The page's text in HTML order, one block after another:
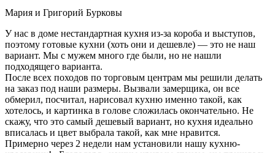
Мария и Григорий Бурковы
У нас в доме нестандартная кухня из-за короба и выступов,
поэтому готовые кухни (хоть они и дешевле) — это не наш
вариант. Мы с мужем много где были, но не нашли
подходящего варианта.
После всех походов по торговым центрам мы решили делать
на заказ под наши размеры. Вызвали замерщика, он все
обмерил, посчитал, нарисовал кухню именно такой, как
хотелось, и картинка в голове сложилась окончательно. Не
скажу, что это самый дешевый вариант, но кухня идеально
вписалась и цвет выбрала такой, как мне нравится.
Примерно через 2 недели нам установили нашу кухню-